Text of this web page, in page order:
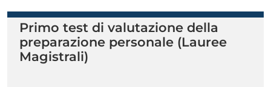
Primo test di valutazione della
preparazione personale (Lauree
Magistrali)